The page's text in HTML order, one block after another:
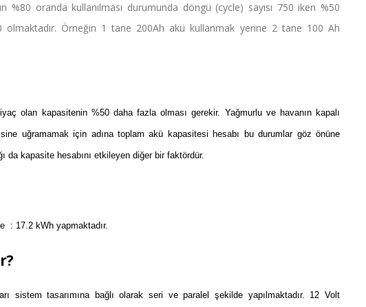
%80 oranda kullanılması durumunda döngü (cycle) sayısı 750 iken %50
olmaktadır. Örneğin 1 tane 200Ah akü kullanmak yerine 2 tane 100 Ah
olan kapasitenin %50 daha fazla olması gerekir. Yağmurlu ve havanın kapalı
uğramamak için adına toplam akü kapasitesi hesabı bu durumlar göz önüne
da kapasite hesabını etkileyen diğer bir faktördür.
: 17.2 kWh yapmaktadır.
sistem tasarımına bağlı olarak seri ve paralel şekilde yapılmaktadır. 12 Volt